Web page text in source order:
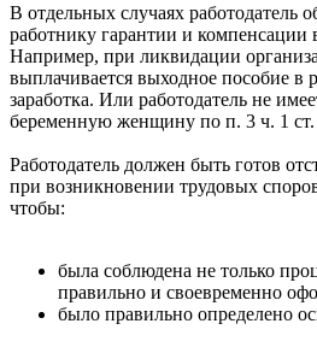
В отдельных случаях работодатель
работнику гарантии и компенсации
Например, при ликвидации
выплачивается выходное пособие в
заработка. Или работодатель не
беременную женщину по п. 3 ч. 1 ст.
Работодатель должен быть готов
при возникновении трудовых
чтобы:
была соблюдена не только
правильно и своевременно
было правильно определено